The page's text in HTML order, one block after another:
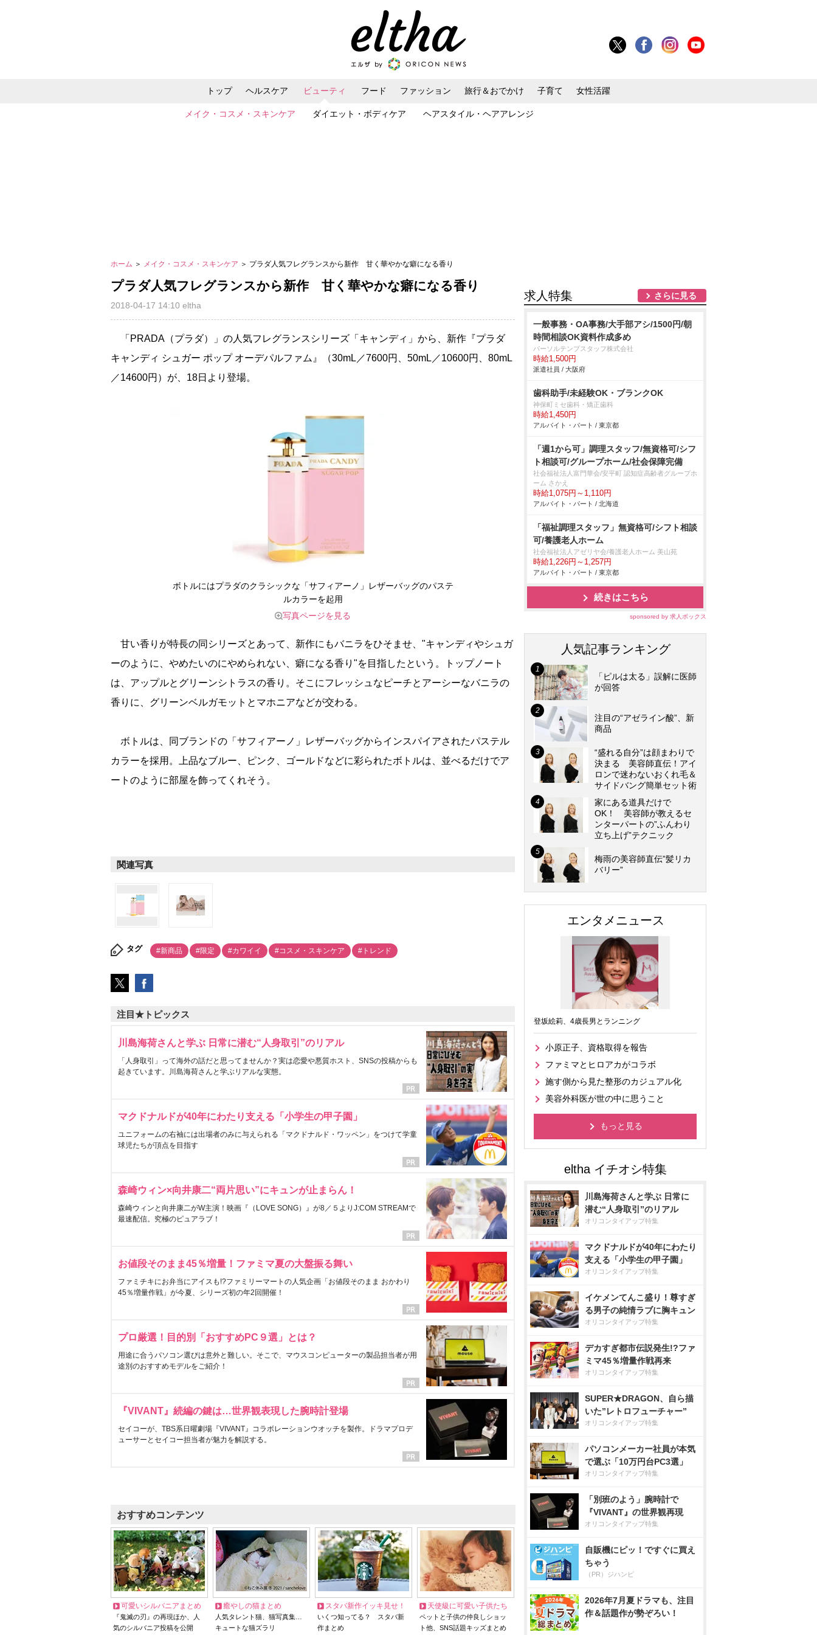
トップ ヘルスケア ビューティ
メイク・コスメ・スキンケア ダイエット・ボディケア ヘアスタイル・ヘアアレンジ
フード ファッション 旅行＆おでかけ 子育て 女性活躍
ホーム ＞ メイク・コスメ・スキンケア ＞ プラダ人気フレグランスから新作 甘く華やかな癖になる香り
プラダ人気フレグランスから新作 甘く華やかな癖になる香り
2018-04-17 14:10 eltha
「PRADA（プラダ）」の人気フレグランスシリーズ「キャンディ」から、新作『プラダ
キャンディ シュガー ポップ オーデパルファム』（30mL／7600円、50mL／10600円、80mL
／14600円）が、18日より登場。
ボトルにはプラダのクラシックな「サフィアーノ」レザーバッグのパステ
ルカラーを起用
写真ページを見る
甘い香りが特長の同シリーズとあって、新作にもバニラをひそませ、"キャンディやシュガ
ーのように、やめたいのにやめられない、癖になる香り"を目指したという。トップノート
は、アップルとグリーンシトラスの香り。そこにフレッシュなピーチとアーシーなバニラの
香りに、グリーンベルガモットとマホニアなどが交わる。
ボトルは、同ブランドの「サフィアーノ」レザーバッグからインスパイアされたパステル
カラーを採用。上品なブルー、ピンク、ゴールドなどに彩られたボトルは、並べるだけでア
ートのように部屋を飾ってくれそう。
関連写真
タグ #新商品 #限定 #カワイイ #コスメ・スキンケア #トレンド
注目★トピックス
川島海荷さんと学ぶ 日常に潜む“人身取引”のリアル
「人身取引」って海外の話だと思ってませんか？実は恋愛や悪質ホスト、SNSの投稿からも
起きています。川島海荷さんと学ぶリアルな実態。
マクドナルドが40年にわたり支える「小学生の甲子園」
ユニフォームの右袖には出場者のみに与えられる「マクドナルド・ワッペン」をつけて学童
球児たちが頂点を目指す
森崎ウィン×向井康二“両片思い”にキュンが止まらん！
森崎ウィンと向井康二がW主演！映画『（LOVE SONG）』が8／５よりJ:COM STREAMで
最速配信。究極のピュアラブ！
お値段そのまま45％増量！ファミマ夏の大盤振る舞い
ファミチキにお弁当にアイスも!?ファミリーマートの人気企画「お値段そのまま おかわり
45％増量作戦」が今夏、シリーズ初の年2回開催！
プロ厳選！目的別「おすすめPC９選」とは？
用途に合うパソコン選びは意外と難しい。そこで、マウスコンピューターの製品担当者が用
途別のおすすめモデルをご紹介！
『VIVANT』続編の鍵は…世界観表現した腕時計登場
セイコーが、TBS系日曜劇場『VIVANT』コラボレーションウオッチを製作。ドラマプロデ
ューサーとセイコー担当者が魅力を解説する。
おすすめコンテンツ
可愛いシルバニアまとめ
『鬼滅の刃』の再現ほか、人
気のシルバニア投稿を公開
癒やしの猫まとめ
人気タレント猫、猫写真集…
キュートな猫ズラリ
スタバ新作イッキ見せ！
いくつ知ってる？ スタバ新
作まとめ
天使級に可愛い子供たち
ペットと子供の仲良しショッ
ト他、SNS話題キッズまとめ
求人特集 さらに見る
一般事務・OA事務/大手部アシ/1500円/朝
時間相談OK資料作成多め
パーソルテンプスタッフ株式会社
時給1,500円
派遣社員 / 大阪府
歯科助手/未経験OK・ブランクOK
神保町ミセ歯科・矯正歯科
時給1,450円
アルバイト・パート / 東京都
「週1から可」調理スタッフ/無資格可/シフ
ト相談可/グループホーム/社会保障完備
社会福祉法人富門華会/安平町 認知症高齢者グループホ
ーム さかえ
時給1,075円～1,110円
アルバイト・パート / 北海道
「福祉調理スタッフ」無資格可/シフト相談
可/養護老人ホーム
社会福祉法人アゼリヤ会/養護老人ホーム 美山苑
時給1,226円～1,257円
アルバイト・パート / 東京都
続きはこちら
sponsored by 求人ボックス
人気記事ランキング
「ピルは太る」誤解に医師
が回答
注目の“アゼライン酸”、新
商品
“盛れる自分”は顔まわりで
決まる 美容師直伝！アイ
ロンで迷わないおくれ毛＆
サイドバング簡単セット術
家にある道具だけで
OK！ 美容師が教えるセ
ンターパートの”ふんわり
立ち上げ”テクニック
梅雨の美容師直伝”髪リカ
バリー”
エンタメニュース
登坂絵莉、4歳長男とランニング
小原正子、資格取得を報告
ファミマとヒロアカがコラボ
施す側から見た整形のカジュアル化
美容外科医が世の中に思うこと
もっと見る
川島海荷さんと学ぶ 日常に
潜む“人身取引”のリアル
オリコンタイアップ特集
マクドナルドが40年にわたり
支える「小学生の甲子園」
オリコンタイアップ特集
イケメンてんこ盛り！尊すぎ
る男子の純情ラブに胸キュン
オリコンタイアップ特集
デカすぎ都市伝説発生!?ファ
ミマ45％増量作戦再来
オリコンタイアップ特集
SUPER★DRAGON、自ら描
いた”レトロフューチャー”
オリコンタイアップ特集
パソコンメーカー社員が本気
で選ぶ「10万円台PC3選」
オリコンタイアップ特集
「別班のよう」腕時計で
『VIVANT』の世界観再現
オリコンタイアップ特集
自販機にピッ！ですぐに買え
ちゃう
（PR）ジハンピ
2026年7月夏ドラマも、注目
作＆話題作が勢ぞろい！